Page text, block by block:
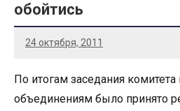
обойтись
24 октября, 2011
По итогам заседания
объединениям было принято